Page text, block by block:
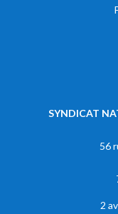
SYNDICAT
56
2